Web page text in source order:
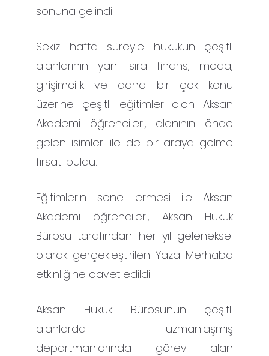
sonuna gelindi.
Sekiz hafta süreyle hukukun çeşitli
alanlarının yanı sıra finans, moda,
girişimcilik ve daha bir çok konu
üzerine çeşitli eğitimler alan Aksan
Akademi öğrencileri, alanının önde
gelen isimleri ile de bir araya gelme
fırsatı buldu.
Eğitimlerin sone ermesi ile Aksan
Akademi öğrencileri, Aksan Hukuk
Bürosu tarafından her yıl geleneksel
olarak gerçekleştirilen Yaza Merhaba
etkinliğine davet edildi.
Aksan Hukuk Bürosunun çeşitli
alanlarda uzmanlaşmış
departmanlarında görev alan